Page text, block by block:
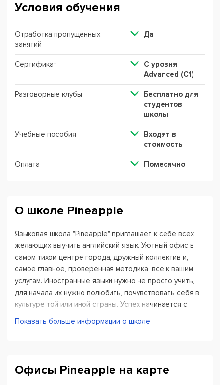
Условия обучения
Отработка пропущенных
занятий
Да
Сертификат
C уровня
Advanced (C1)
Разговорные клубы
Бесплатно для
студентов
школы
Учебные пособия
Входят в
стоимость
Оплата Помесячно
О школе Pineapple
Языковая школа "Pineapple" приглашает к себе всех
желающих выучить английский язык. Уютный офис в
самом тихом центре города, дружный коллектив и,
самое главное, проверенная методика, все к вашим
услугам. Иностранные языки нужно не просто учить,
для начала их нужно полюбить, почувствовать себя в
культуре той или иной страны. Успех начинается с
большого желания. Мы поможем подобрать
правильные ключи к вашим языковым успехам!
Показать больше информации о школе
Офисы Pineapple на карте